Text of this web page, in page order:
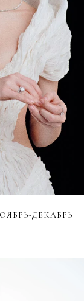
ДЕКАБРЬ